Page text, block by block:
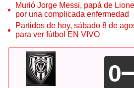
Murió Jorge Messi, papá de
por una complicada enfermedad
Partidos de hoy, sábado 8 de
para ver fútbol EN VIVO
0